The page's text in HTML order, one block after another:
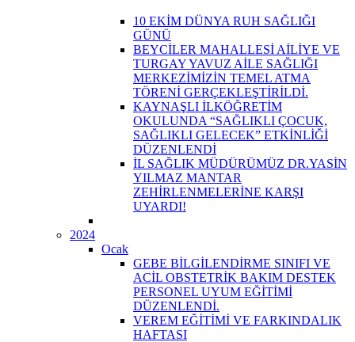
10 EKİM DÜNYA RUH SAĞLIĞI
GÜNÜ
BEYCİLER MAHALLESİ AİLİYE VE
TURGAY YAVUZ AİLE SAĞLIĞI
MERKEZİMİZİN TEMEL ATMA
TÖRENİ GERÇEKLEŞTİRİLDİ.
KAYNAŞLI İLKÖĞRETİM
OKULUNDA “SAĞLIKLI ÇOCUK,
SAĞLIKLI GELECEK” ETKİNLİĞİ
DÜZENLENDİ
İL SAĞLIK MÜDÜRÜMÜZ DR.YASİN
YILMAZ MANTAR
ZEHİRLENMELERİNE KARŞI
UYARDI!
2024
Ocak
GEBE BİLGİLENDİRME SINIFI VE
ACİL OBSTETRİK BAKIM DESTEK
PERSONEL UYUM EĞİTİMİ
DÜZENLENDİ.
VEREM EĞİTİMİ VE FARKINDALIK
HAFTASI